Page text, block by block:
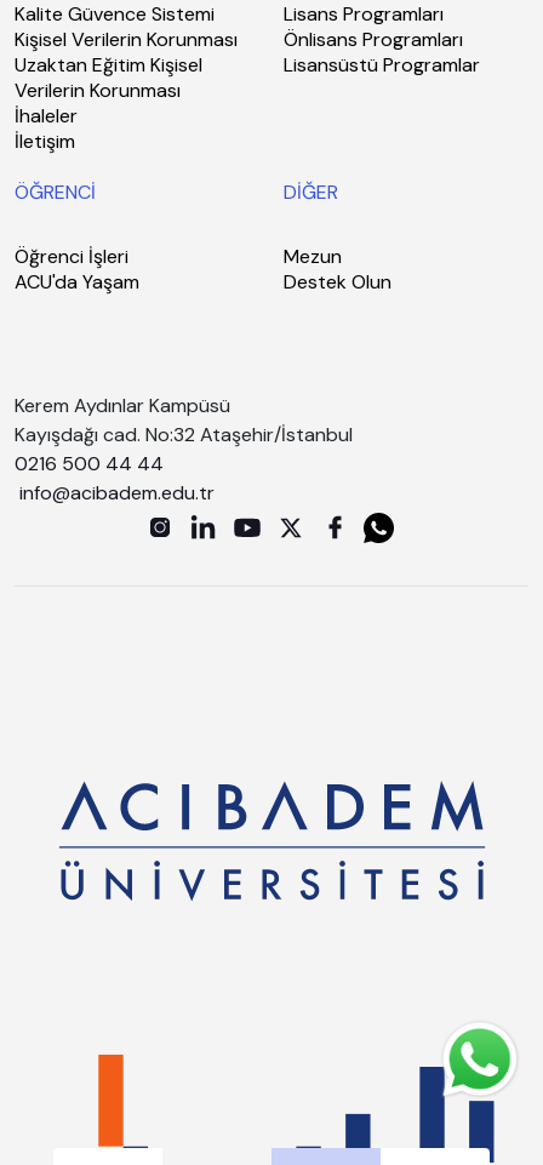
Kalite Güvence Sistemi
Kişisel Verilerin Korunması
Uzaktan Eğitim Kişisel
Verilerin Korunması
İhaleler
İletişim
Lisans Programları
Önlisans Programları
Lisansüstü Programlar
ÖĞRENCİ
Öğrenci İşleri
ACU'da Yaşam
DİĞER
Mezun
Destek Olun
Kerem Aydınlar Kampüsü
Kayışdağı cad. No:32 Ataşehir/İstanbul
0216 500 44 44
info@acibadem.edu.tr